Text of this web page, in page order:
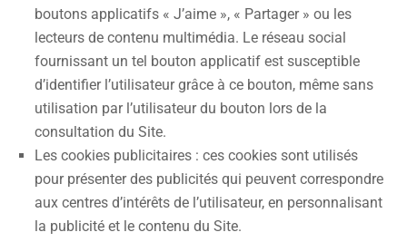
boutons applicatifs « J’aime », « Partager » ou les
lecteurs de contenu multimédia. Le réseau social
fournissant un tel bouton applicatif est susceptible
d’identifier l’utilisateur grâce à ce bouton, même sans
utilisation par l’utilisateur du bouton lors de la
consultation du Site.
Les cookies publicitaires : ces cookies sont utilisés
pour présenter des publicités qui peuvent correspondre
aux centres d’intérêts de l’utilisateur, en personnalisant
la publicité et le contenu du Site.